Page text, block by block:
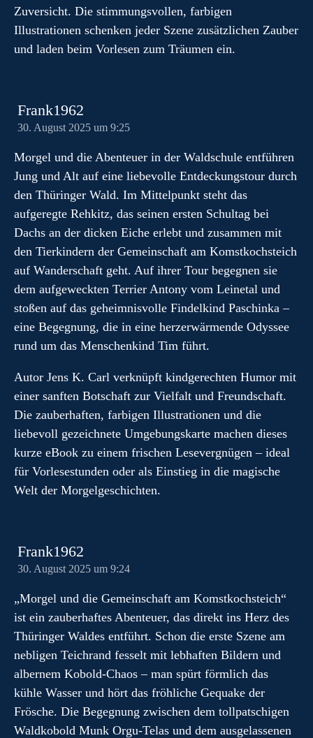
Zuversicht. Die stimmungsvollen, farbigen
Illustrationen schenken jeder Szene zusätzlichen Zauber
und laden beim Vorlesen zum Träumen ein.
Frank1962
30. August 2025 um 9:25
Morgel und die Abenteuer in der Waldschule entführen
Jung und Alt auf eine liebevolle Entdeckungstour durch
den Thüringer Wald. Im Mittelpunkt steht das
aufgeregte Rehkitz, das seinen ersten Schultag bei
Dachs an der dicken Eiche erlebt und zusammen mit
den Tierkindern der Gemeinschaft am Komstkochsteich
auf Wanderschaft geht. Auf ihrer Tour begegnen sie
dem aufgeweckten Terrier Antony vom Leinetal und
stoßen auf das geheimnisvolle Findelkind Paschinka –
eine Begegnung, die in eine herzerwärmende Odyssee
rund um das Menschenkind Tim führt.
Autor Jens K. Carl verknüpft kindgerechten Humor mit
einer sanften Botschaft zur Vielfalt und Freundschaft.
Die zauberhaften, farbigen Illustrationen und die
liebevoll gezeichnete Umgebungskarte machen dieses
kurze eBook zu einem frischen Lesevergnügen – ideal
für Vorlesestunden oder als Einstieg in die magische
Welt der Morgelgeschichten.
Frank1962
30. August 2025 um 9:24
„Morgel und die Gemeinschaft am Komstkochsteich“
ist ein zauberhaftes Abenteuer, das direkt ins Herz des
Thüringer Waldes entführt. Schon die erste Szene am
nebligen Teichrand fesselt mit lebhaften Bildern und
albernem Kobold-Chaos – man spürt förmlich das
kühle Wasser und hört das fröhliche Gequake der
Frösche. Die Begegnung zwischen dem tollpatschigen
Waldkobold Munk Orgu-Telas und dem ausgelassenen